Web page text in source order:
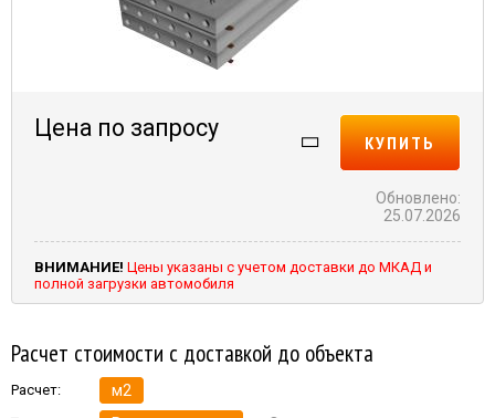
Цена по запросу
КУПИТЬ
Обновлено:
25.07.2026
ВНИМАНИЕ! Цены указаны с учетом доставки до МКАД и
полной загрузки автомобиля
Расчет стоимости с доставкой до объекта
Расчет: м2